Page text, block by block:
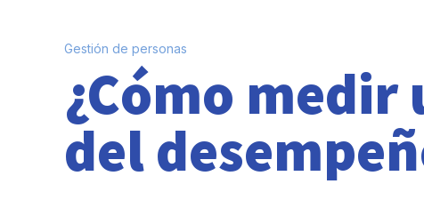
Gestión de personas
¿Cómo
del